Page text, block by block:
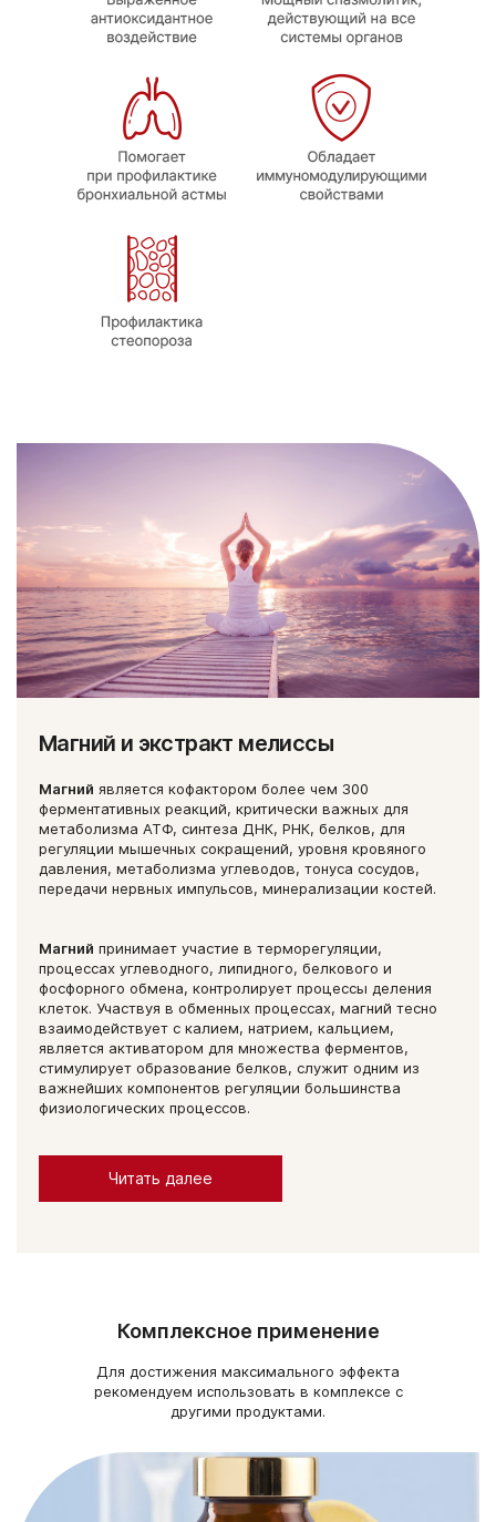
Магний и экстракт мелиссы
Магний является кофактором более чем 300
ферментативных реакций, критически важных для
метаболизма АТФ, синтеза ДНК, РНК, белков, для
регуляции мышечных сокращений, уровня кровяного
давления, метаболизма углеводов, тонуса сосудов,
передачи нервных импульсов, минерализации костей.
Магний принимает участие в терморегуляции,
процессах углеводного, липидного, белкового и
фосфорного обмена, контролирует процессы деления
клеток. Участвуя в обменных процессах, магний тесно
взаимодействует с калием, натрием, кальцием,
является активатором для множества ферментов,
стимулирует образование белков, служит одним из
важнейших компонентов регуляции большинства
физиологических процессов.
Читать далее
Комплексное применение
Для достижения максимального эффекта
рекомендуем использовать в комплексе с
другими продуктами.